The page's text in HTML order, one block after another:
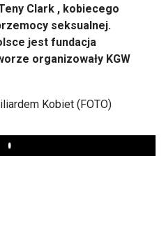
Clark , kobiecego
seksualnej.
jest fundacja
organizowały KGW
Play